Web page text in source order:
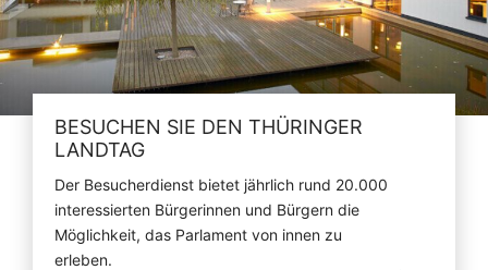
BESUCHEN SIE DEN THÜRINGER
LANDTAG
Der Besucherdienst bietet jährlich rund 20.000
interessierten Bürgerinnen und Bürgern die
Möglichkeit, das Parlament von innen zu
erleben.